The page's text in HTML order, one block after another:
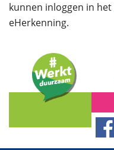
kunnen inloggen in het
eHerkenning.